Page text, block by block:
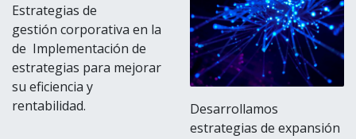
Estrategias de
gestión corporativa en la
de Implementación de
estrategias para mejorar
su eficiencia y
rentabilidad.
Desarrollamos
estrategias de expansión